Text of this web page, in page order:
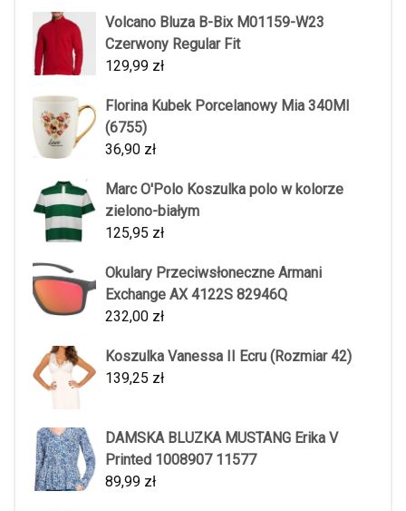
Volcano Bluza B-Bix M01159-W23
Czerwony Regular Fit
129,99 zł
Florina Kubek Porcelanowy Mia 340Ml
(6755)
36,90 zł
Marc O'Polo Koszulka polo w kolorze
zielono-białym
125,95 zł
Okulary Przeciwsłoneczne Armani
Exchange AX 4122S 82946Q
232,00 zł
Koszulka Vanessa II Ecru (Rozmiar 42)
139,25 zł
DAMSKA BLUZKA MUSTANG Erika V
Printed 1008907 11577
89,99 zł